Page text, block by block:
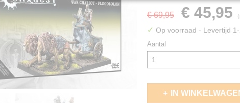
€ 69,95 € 45,95
✓ Op voorraad - Levertijd
Aantal
IN